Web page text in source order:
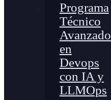
Programa
Técnico
Avanzado
en
Devops
con IA y
LLMOps